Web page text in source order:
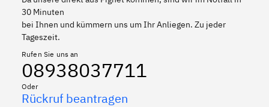
30 Minuten
bei Ihnen und kümmern uns um Ihr Anliegen. Zu jeder
Tageszeit.
Rufen Sie uns an
08938037711
Oder
Rückruf beantragen